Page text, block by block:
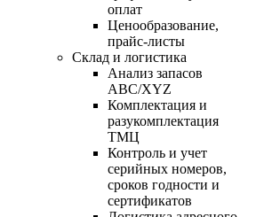
оплат
Ценообразование,
прайс-листы
Склад и логистика
Анализ запасов
ABC/XYZ
Комплектация и
разукомплектация
ТМЦ
Контроль и учет
серийных номеров,
сроков годности и
сертификатов